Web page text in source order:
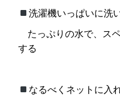
洗濯機いっぱいに洗
たっぷりの水で、ス
する
なるべくネットに入